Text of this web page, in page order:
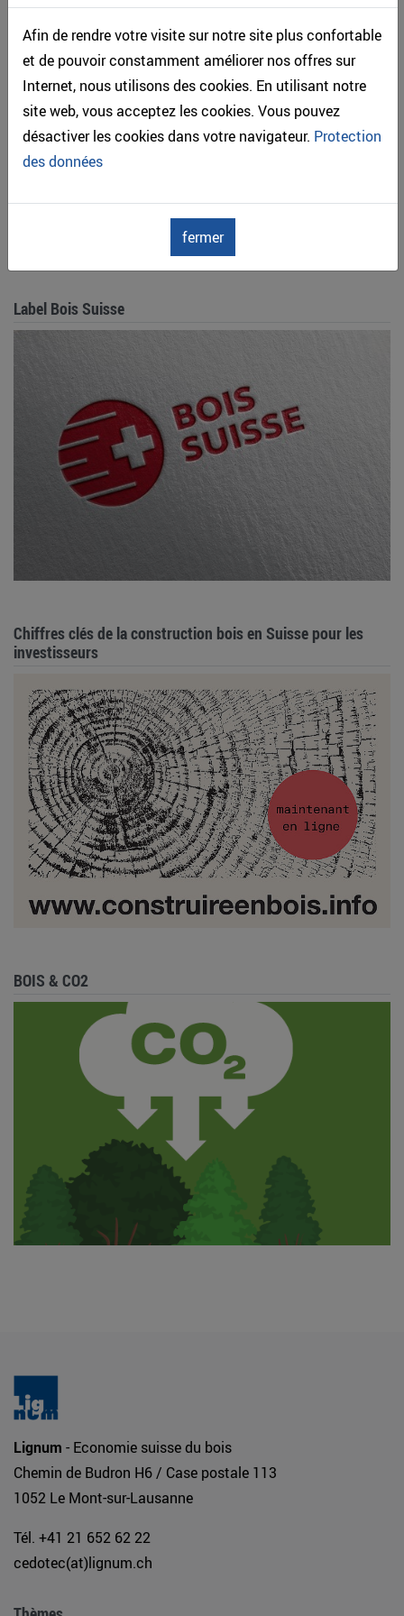
Afin de rendre votre visite sur notre site plus confortable
et de pouvoir constamment améliorer nos offres sur
Internet, nous utilisons des cookies. En utilisant notre
site web, vous acceptez les cookies. Vous pouvez
désactiver les cookies dans votre navigateur. Protection
des données
fermer
explique Jakob Stark. Lignum s'engagera donc de toutes
ses forces pour que le plan d'action bois de la
Confédération conserve sa capacité d'action.
250130_Communique_Lignum_Prise_Position_allege
ment_finances_federales.pdf
Retour
Label Bois Suisse
Chiffres clés de la construction bois en Suisse pour les
investisseurs
BOIS & CO2
Lignum - Economie suisse du bois
Chemin de Budron H6 / Case postale 113
1052 Le Mont-sur-Lausanne
Tél. +41 21 652 62 22
cedotec(at)lignum.ch